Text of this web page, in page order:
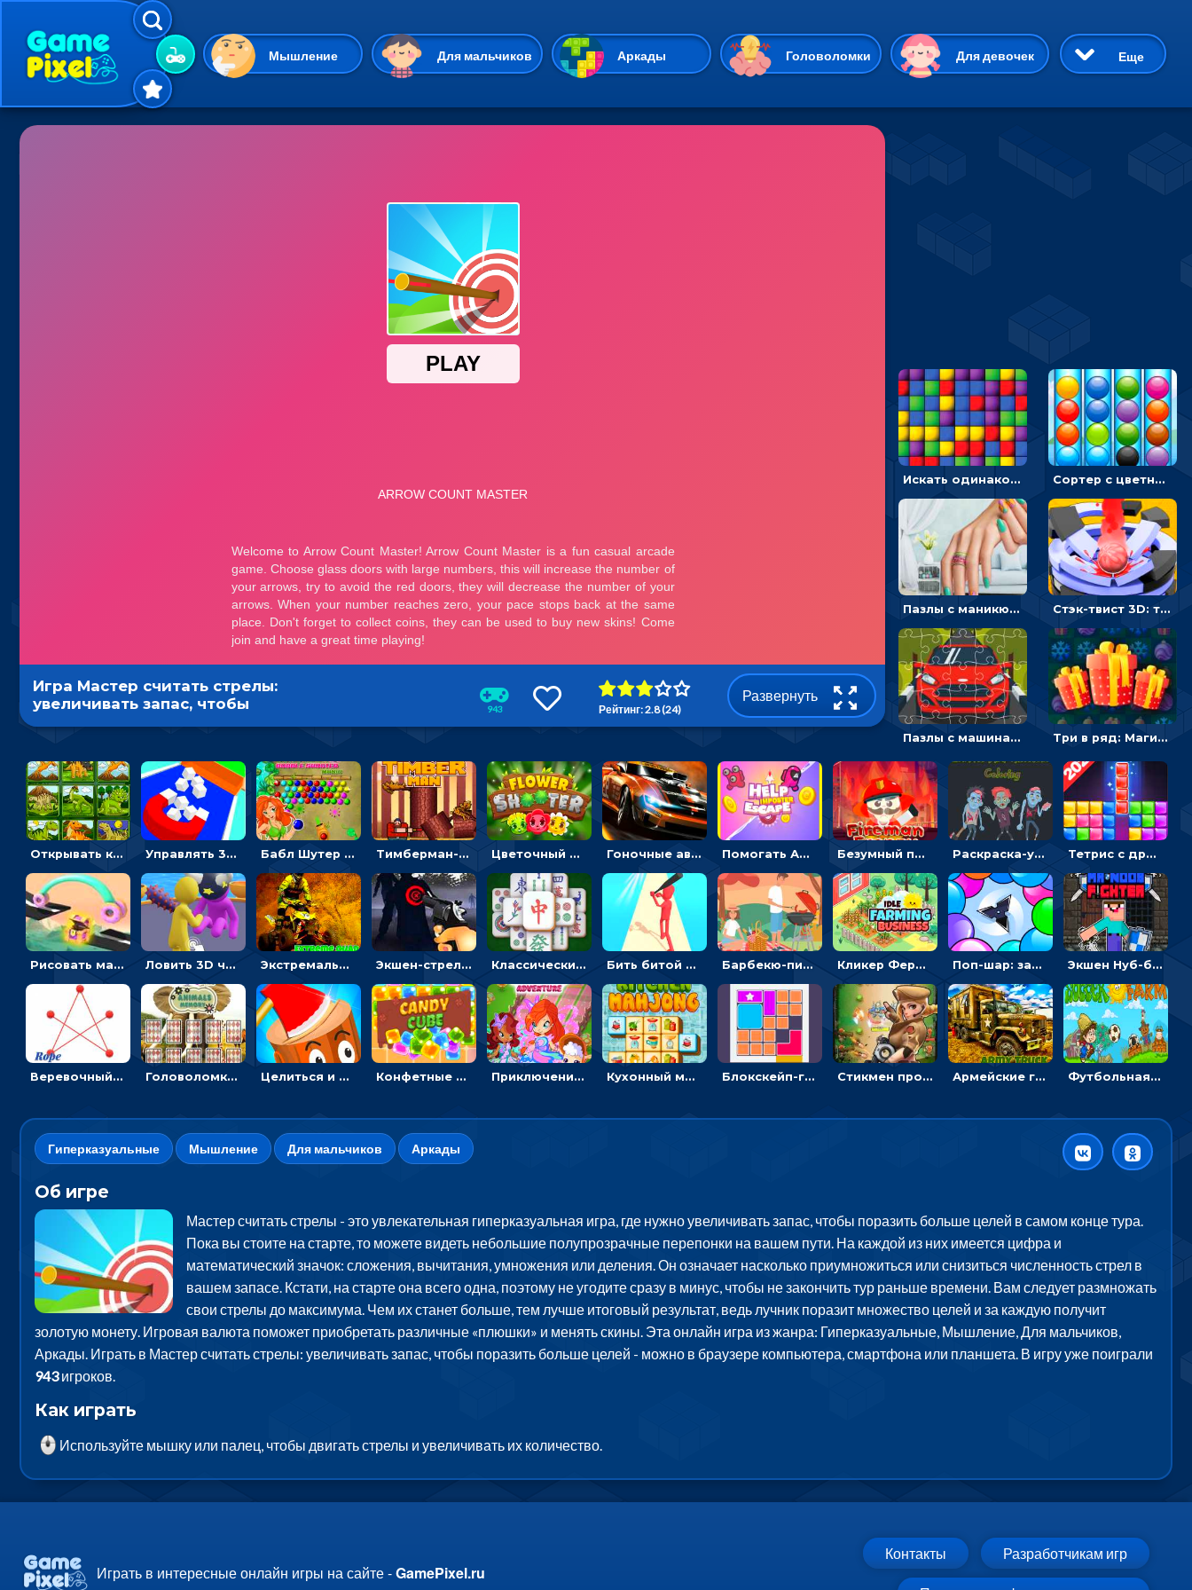
Мышление Для мальчиков Аркады Головоломки Для девочек
Гиперказуальные Казуальные Веселые 3D Приключения
Unity
Симуляторы
Пасьянс
Еще
Искать одинаковые блоки и убирать их - головоломка на внимание Сортер с цветными шариками: размещать в колбах по цвету
Пазлы с маникюром: собери идеальный рисунок для ногтей Стэк-твист 3D: тапай по шарику, чтобы разбивать платформы
Пазлы с машинами Форд: собирать картинки и открывать новые Три в ряд: Магические рождественские драгоценности
Игра Мастер считать стрелы:
увеличивать запас, чтобы
поразить больше целей
943 Рейтинг: 2.8 (24)
Развернуть
Открывать картинки с динозаврами и складывать в пары по памяти - головоломка Управлять 3D магнитом, чтобы собирать фигуры и сбрасывать в пропасть Бабл Шутер в джунглях: стрелять шариками по цветным целям Тимберман-дровосек: меняй сторону и руби дерево Цветочный шутер: стрелять пчелками по цветам Гоночные авто в пазлах: разбей картинку и собери снова Помогать Амонг Ас бежать из комнаты через преграды - приключения Безумный пожарный: направлять шланг, чтобы тушить горящие бревна Раскраска-ужастик: разукрась зомби и скелетов Тетрис с драгоценными камнями: расставляй блоки, чтобы получить линию - головоломка
Рисовать машину и выигрывать гонку - для мальчиков Ловить 3D человечком своего цвета и собирать драгоценности - гиперказуалка Экстремальные пазлы с квадроциклами: собирать крутые тачки Экшен-стрелялка по зомби: целиться и попадать в бегущих монстров Классический маджонг на время: находить пары одинаковых плиток, чтобы расчищать поле Бить битой по шарику, чтобы сбивать кубики с буквами на пути к финишу - 3D Барбекю-пикник: искать скрытые предметы на картинках - головоломка Кликер Фермерский бизнес: расти овощи, чтобы богатеть Поп-шар: запускать колючку, чтобы лопать воздушные шарики Экшен Нуб-боец: прыгать через препятствия или бить врагов мечом
Веревочный мастер: двигай узелки и развязывай их Головоломка с животными: переворачивать карточки, чтобы находить пару Целиться и метать топор в 3D мишени Конфетные кубики: двигать сладости в сторону, чтобы стрелять по целям Приключения Клуба Винкс: менять дорожки, чтобы собирать кристаллы Кухонный маджонг: соединять пары посуды и расчищать поле Блокскейп-головоломка: двигать блоки, чтобы достать элемент со звездой Стикмен против Зомби: стрелять в зомби и развивать воина Армейские грузовики в пазлах: собери военную машину Футбольная ферма: бей по мячу, чтобы забивать в ворота и ловить звезды
Гиперказуальные Мышление Для мальчиков Аркады
Об игре
Мастер считать стрелы - это увлекательная гиперказуальная игра, где нужно увеличивать запас, чтобы поразить больше целей в самом конце тура.
Пока вы стоите на старте, то можете видеть небольшие полупрозрачные перепонки на вашем пути. На каждой из них имеется цифра и
математический значок: сложения, вычитания, умножения или деления. Он означает насколько приумножиться или снизиться численность стрел в
вашем запасе. Кстати, на старте она всего одна, поэтому не угодите сразу в минус, чтобы не закончить тур раньше времени. Вам следует размножать
свои стрелы до максимума. Чем их станет больше, тем лучше итоговый результат, ведь лучник поразит множество целей и за каждую получит
золотую монету. Игровая валюта поможет приобретать различные «плюшки» и менять скины. Эта онлайн игра из жанра: Гиперказуальные, Мышление, Для мальчиков,
Аркады. Играть в Мастер считать стрелы: увеличивать запас, чтобы поразить больше целей - можно в браузере компьютера, смартфона или планшета. В игру уже поиграли
943игроков.
Как играть
Используйте мышку или палец, чтобы двигать стрелы и увеличивать их количество.
Играть в интересные онлайн игры на сайте -GamePixel.ru
Контакты Разработчикам игр